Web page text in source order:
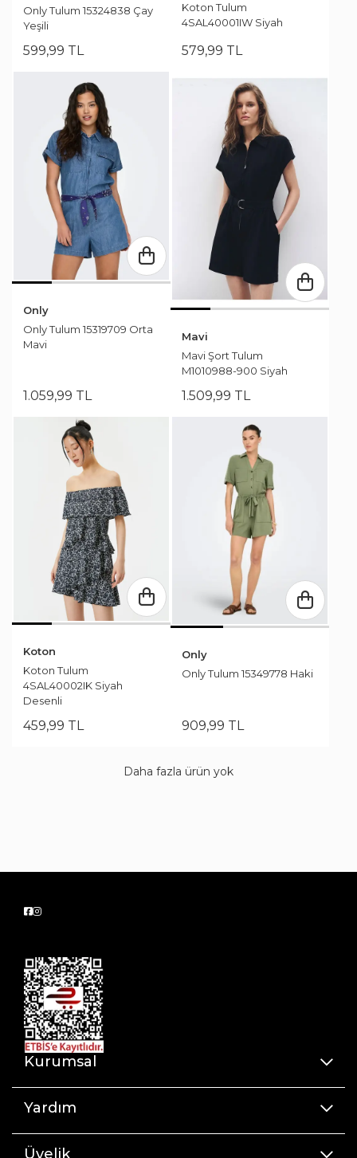
Only Tulum 15324838 Çay
Yeşili
599,99 TL
Koton Tulum
4SAL40001IW Siyah
579,99 TL
Only
Only Tulum 15319709 Orta
Mavi
1.059,99 TL
Mavi
Mavi Şort Tulum
M1010988-900 Siyah
1.509,99 TL
Koton
Koton Tulum
4SAL40002IK Siyah
Desenli
459,99 TL
Only
Only Tulum 15349778 Haki
909,99 TL
Daha fazla ürün yok
Kurumsal
Yardım
Üyelik